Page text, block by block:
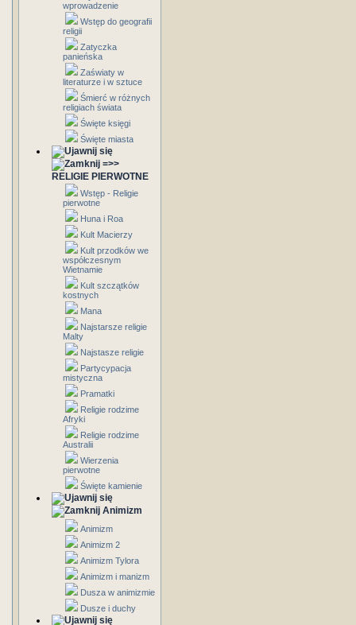
wprowadzenie
Wstęp do geografii
religii
Zatyczka
panieńska
Zaświaty w
literaturze i w sztuce
Śmierć w różnych
religiach świata
Święte księgi
Święte miasta
=>>
RELIGIE PIERWOTNE
Wstęp - Religie
pierwotne
Huna i Roa
Kult Macierzy
Kult przodków we
współczesnym
Wietnamie
Kult szczątków
kostnych
Mana
Najstarsze religie
Malty
Najstasze religie
Partycypacja
mistyczna
Pramatki
Religie rodzime
Afryki
Religie rodzime
Australii
Wierzenia
pierwotne
Święte kamienie
Animizm
Animizm
Animizm 2
Animizm Tylora
Animizm i manizm
Dusza w animizmie
Dusze i duchy